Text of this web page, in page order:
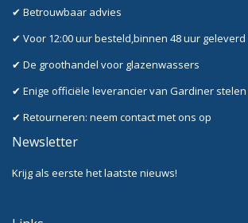
✔ Betrouwbaar advies
✔ Voor 12:00 uur besteld,binnen 48 uur geleverd
✔ De groothandel voor glazenwassers
✔ Enige officiële leverancier van Gardiner
✔ Retourneren: neem contact met ons op
Newsletter
Krijg als eerste het laatste nieuws!